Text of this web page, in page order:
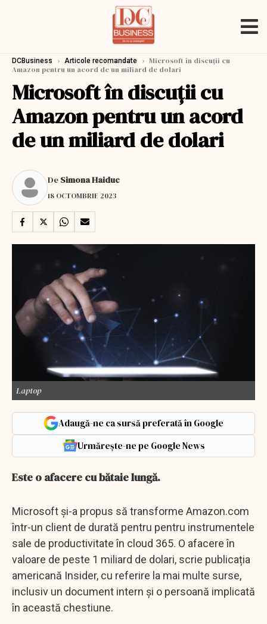
DCBusiness › Articole recomandate › Microsoft în discuții cu
Amazon pentru un acord de un miliard de dolari
Microsoft în discuții cu
Amazon pentru un acord
de un miliard de dolari
De Simona Haiduc
18 OCTOMBRIE 2023
Laptop
Adaugă-ne ca sursă preferată în Google
Urmărește-ne pe Google News
Este o afacere cu bătaie lungă.
Microsoft și-a propus să transforme Amazon.com
într-un client de durată pentru pentru instrumentele
sale de productivitate în cloud 365. O afacere în
valoare de peste 1 miliard de dolari, scrie publicația
americană Insider, cu referire la mai multe surse,
inclusiv un document intern și o persoană implicată
în această chestiune.